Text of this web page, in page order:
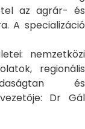
az agrár- és
A specializáció
nemzetközi
regionális
és
Dr Gál